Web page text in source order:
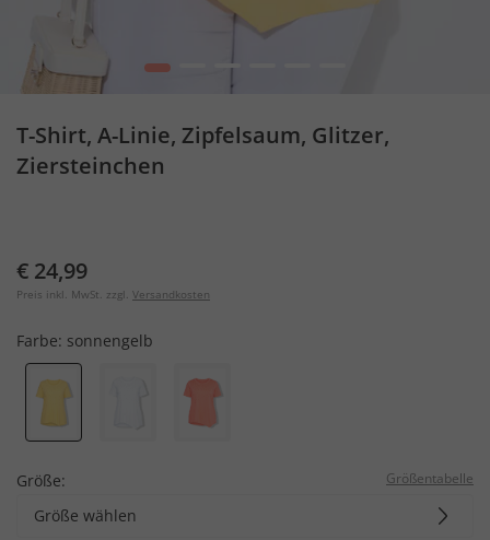
1 3
T-Shirt, A-Linie, Zipfelsaum, Glitzer,
Ziersteinchen
€ 24,99
Preis inkl. MwSt. zzgl. Versandkosten
Farbe: sonnengelb
Größe: Größentabelle
Größe wählen